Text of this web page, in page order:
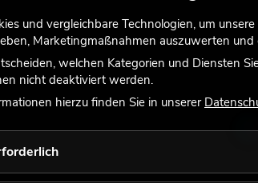
und vergleichbare Technologien, um
Marketingmaßnahmen auszuwerten
welchen Kategorien und Diensten
nicht deaktiviert werden.
hierzu finden Sie in unserer